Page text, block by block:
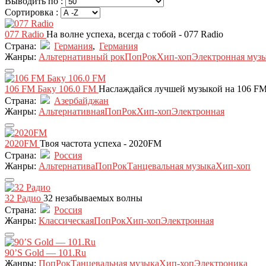
Сортировка :
077 Radio На волне успеха, всегда с тобой - 077 Radio
Страна:
Германия, Германия
Жанры: Альтернативный рокПопРокХип-хопЭлектронная
106 FM Баку 106.0 FM Наслаждайся лучшей музыкой на 106
Страна:
Азербайджан
Жанры: АльтернативнаяПопРокХип-хопЭлектронная
2020FM Твоя частота успеха - 2020FM
Страна:
Россия
Жанры: АльтернативаПопРокТанцевальная музыкаХип-хоп
32 Радио 32 незабываемых волны
Страна:
Россия
Жанры: КлассическаяПопРокХип-хопЭлектронная
90’S Gold — 101.Ru
Жанры: ПопРокТанцевальная музыкаХип-хопЭлектроника